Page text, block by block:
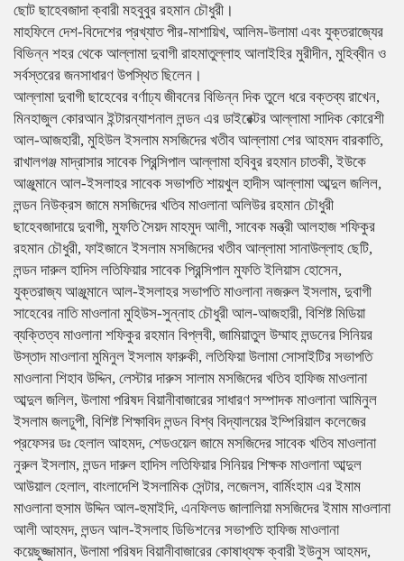
ছোট ছাহেবজাদা ক্বারী মহবুবুর রহমান চৌধুরী।
মাহফিলে দেশ-বিদেশের প্রখ্যাত পীর-মাশায়িখ, আলিম-উলামা এবং যুক্তরাজ্যের
বিভিন্ন শহর থেকে আল্লামা দুবাগী রাহমাতুল্লাহ আলাইহির মুরীদীন, মুহিব্বীন ও
সর্বস্তরের জনসাধারণ উপস্থিত ছিলেন।
আল্লামা দুবাগী ছাহেবের বর্ণাঢ্য জীবনের বিভিন্ন দিক তুলে ধরে বক্তব্য রাখেন,
মিনহাজুল কোরআন ইন্টারন্যাশনাল লন্ডন এর ডাইরেক্টর আল্লামা সাদিক কোরেশী
আল-আজহারী, মুহিউল ইসলাম মসজিদের খতীব আল্লামা শের আহমদ বারকাতি,
রাখালগঞ্জ মাদ্রাসার সাবেক প্রিন্সিপাল আল্লামা হবিবুর রহমান চাতকী, ইউকে
আঞ্জুমানে আল-ইসলাহর সাবেক সভাপতি শায়খুল হাদীস আল্লামা আব্দুল জলিল,
লন্ডন নিউক্রস জামে মসজিদের খতিব মাওলানা অলিউর রহমান চৌধুরী
ছাহেবজাদায়ে দুবাগী, মুফতি সৈয়দ মাহমুদ আলী, সাবেক মন্ত্রী আলহাজ শফিকুর
রহমান চৌধুরী, ফাইজানে ইসলাম মসজিদের খতীব আল্লামা সানাউল্লাহ ছেটি,
লন্ডন দারুল হাদিস লতিফিয়ার সাবেক প্রিন্সিপাল মুফতি ইলিয়াস হোসেন,
যুক্তরাজ্য আঞ্জুমানে আল-ইসলাহর সভাপতি মাওলানা নজরুল ইসলাম, দুবাগী
সাহেবের নাতি মাওলানা মুহিউস-সুন্নাহ চৌধুরী আল-আজহারী, বিশিষ্ট মিডিয়া
ব্যক্তিত্ব মাওলানা শফিকুর রহমান বিপ্লবী, জামিয়াতুল উম্মাহ লন্ডনের সিনিয়র
উস্তাদ মাওলানা মুমিনুল ইসলাম ফারুকী, লতিফিয়া উলামা সোসাইটির সভাপতি
মাওলানা শিহাব উদ্দিন, লেস্টার দারুস সালাম মসজিদের খতিব হাফিজ মাওলানা
আব্দুল জলিল, উলামা পরিষদ বিয়ানীবাজারের সাধারণ সম্পাদক মাওলানা আমিনুল
ইসলাম জলঢুপী, বিশিষ্ট শিক্ষাবিদ লন্ডন বিশ্ব বিদ্যালয়ের ইম্পিরিয়াল কলেজের
প্রফেসর ডঃ হেলাল আহমদ, শেডওয়েল জামে মসজিদের সাবেক খতিব মাওলানা
নুরুল ইসলাম, লন্ডন দারুল হাদিস লতিফিয়ার সিনিয়র শিক্ষক মাওলানা আব্দুল
আউয়াল হেলাল, বাংলাদেশি ইসলামিক সেন্টার, লজেলস, বার্মিংহাম এর ইমাম
মাওলানা হুসাম উদ্দিন আল-হুমাইদি, এনফিলড জালালিয়া মসজিদের ইমাম মাওলানা
আলী আহমদ, লন্ডন আল-ইসলাহ ডিভিশনের সভাপতি হাফিজ মাওলানা
কয়েছুজ্জামান, উলামা পরিষদ বিয়ানীবাজারের কোষাধ্যক্ষ ক্বারী ইউনুস আহমদ,